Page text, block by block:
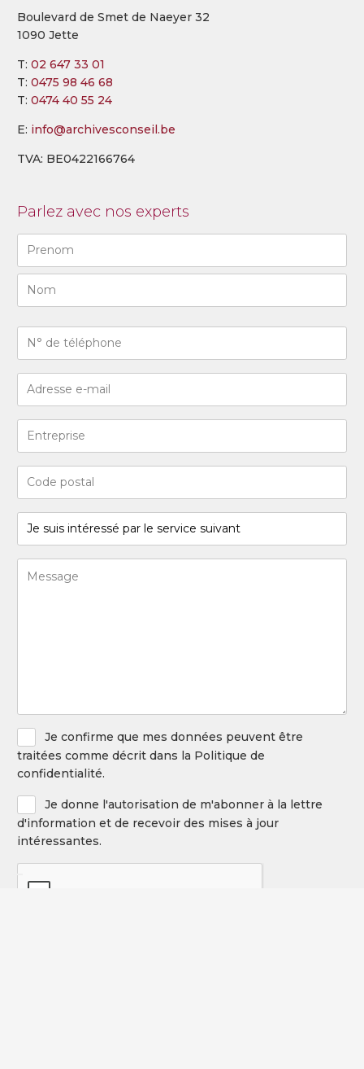
Boulevard de Smet de Naeyer 32
1090 Jette
T: 02 647 33 01
T: 0475 98 46 68
T: 0474 40 55 24
E: info@archivesconseil.be
TVA: BE0422166764
Parlez avec nos experts
Naam
First
N°
de
téléphone
(Required)
Adresse
e-
mail
(Required)
Entreprise
Code
postal
(Required)
Je
suis
intéressé
par
(Required)
Privacy
Policy
Je confirme que mes données peuvent être
traitées comme décrit dans la Politique de
confidentialité.
Newsletter
Je donne l'autorisation de m'abonner à la lettre
d'information et de recevoir des mises à jour
intéressantes.
CAPTCHA